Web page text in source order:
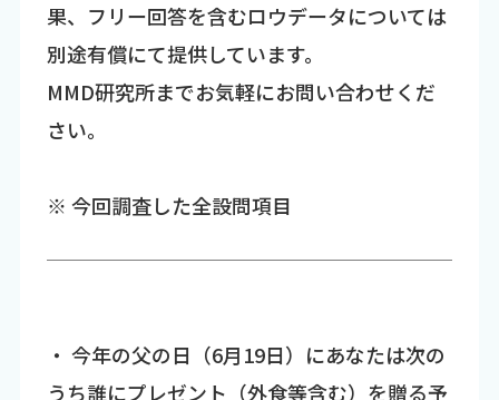
果、フリー回答を含むロウデータについては
別途有償にて提供しています。
MMD研究所までお気軽にお問い合わせくだ
さい。
※ 今回調査した全設問項目
・ 今年の父の日（6月19日）にあなたは次の
うち誰にプレゼント（外食等含む）を贈る予